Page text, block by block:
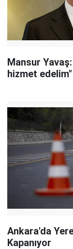
Mansur
hizmet edelim"
Ankara'da
Kapanıyor